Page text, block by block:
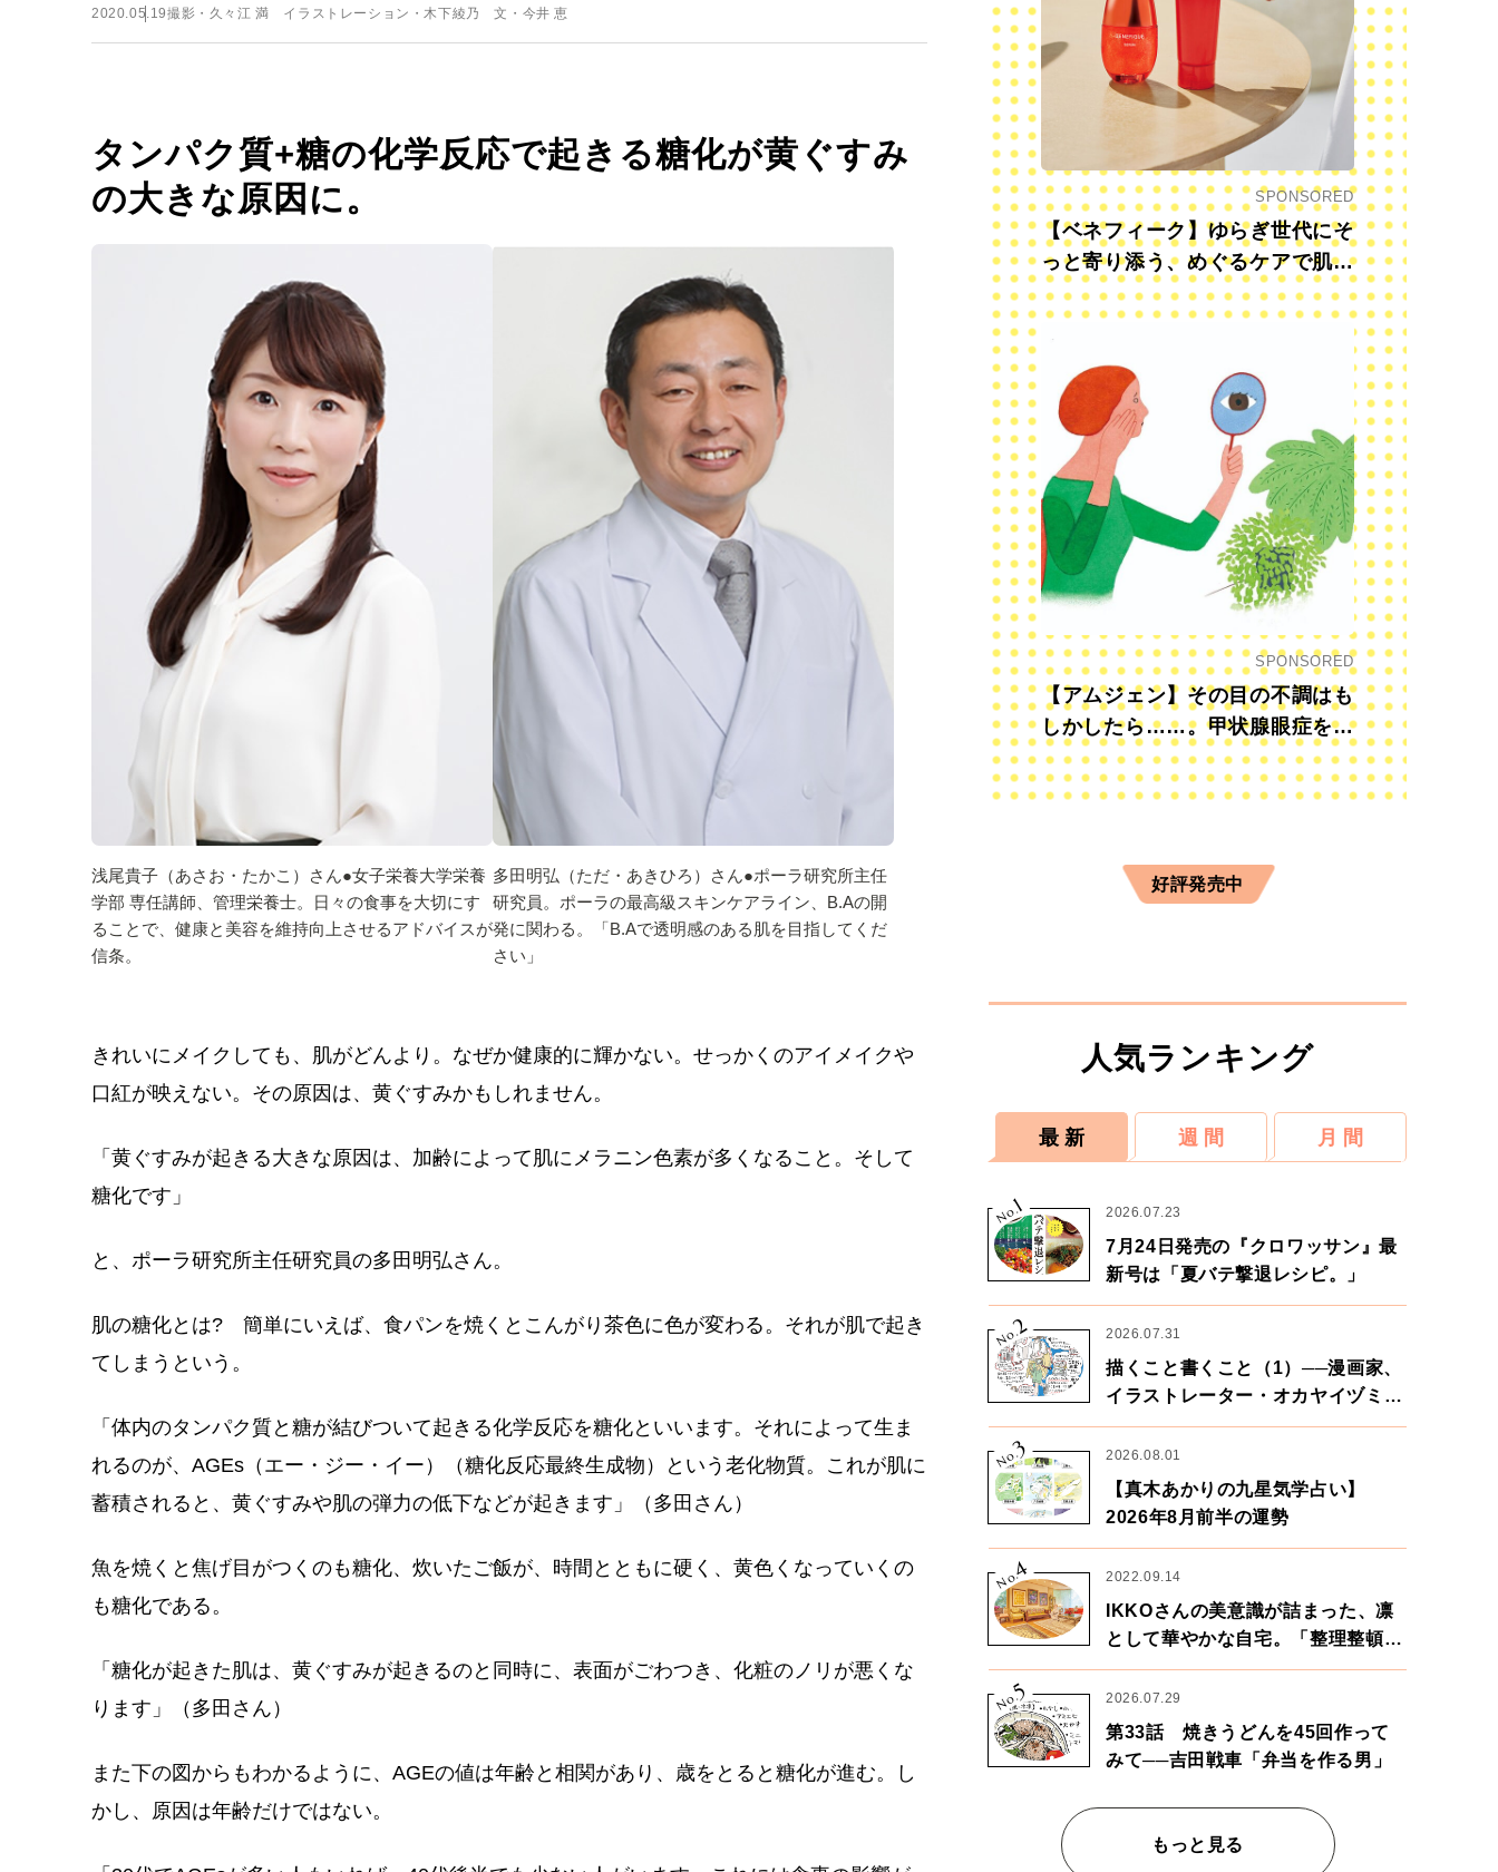
2020.05.19撮影・久々江 満 イラストレーション・木下綾乃 文・今井 恵
タンパク質+糖の化学反応で起きる糖化が黄ぐすみ
の大きな原因に。
浅尾貴子（あさお・たかこ）さん●女子栄養大学栄養
学部 専任講師、管理栄養士。日々の食事を大切にす
ることで、健康と美容を維持向上させるアドバイスが
信条。
多田明弘（ただ・あきひろ）さん●ポーラ研究所主任
研究員。ポーラの最高級スキンケアライン、B.Aの開
発に関わる。「B.Aで透明感のある肌を目指してくだ
さい」
きれいにメイクしても、肌がどんより。なぜか健康的に輝かない。せっかくのアイメイクや
口紅が映えない。その原因は、黄ぐすみかもしれません。
「黄ぐすみが起きる大きな原因は、加齢によって肌にメラニン色素が多くなること。そして
糖化です」
と、ポーラ研究所主任研究員の多田明弘さん。
肌の糖化とは? 簡単にいえば、食パンを焼くとこんがり茶色に色が変わる。それが肌で起き
てしまうという。
「体内のタンパク質と糖が結びついて起きる化学反応を糖化といいます。それによって生ま
れるのが、AGEs（エー・ジー・イー）（糖化反応最終生成物）という老化物質。これが肌に
蓄積されると、黄ぐすみや肌の弾力の低下などが起きます」（多田さん）
魚を焼くと焦げ目がつくのも糖化、炊いたご飯が、時間とともに硬く、黄色くなっていくの
も糖化である。
「糖化が起きた肌は、黄ぐすみが起きるのと同時に、表面がごわつき、化粧のノリが悪くな
ります」（多田さん）
また下の図からもわかるように、AGEの値は年齢と相関があり、歳をとると糖化が進む。し
かし、原因は年齢だけではない。
SPONSORED
【ベネフィーク】ゆらぎ世代にそ
っと寄り添う、めぐるケアで肌も
心も前向きに
SPONSORED
【アムジェン】その目の不調はも
しかしたら……。甲状腺眼症を知
っていますか？
好評発売中
人気ランキング
最 新 週 間 月 間
No.
1 2026.07.23
7月24日発売の『クロワッサン』最
新号は「夏バテ撃退レシピ。」
No.2 2026.07.31
描くこと書くこと（1）──漫画家、
イラストレーター・オカヤイヅミさ
ん×漫画家・鶴谷香央理さん
No.
3 2026.08.01
【真木あかりの九星気学占い】
2026年8月前半の運勢
No.
4 2022.09.14
IKKOさんの美意識が詰まった、凛
として華やかな自宅。「整理整頓は
心のリズムが乱されないための作
業」。
No.
5 2026.07.29
第33話 焼きうどんを45回作って
みて──吉田戦車「弁当を作る男」
もっと見る